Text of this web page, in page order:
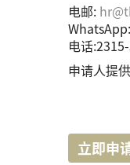
电邮:
电话
申请人提
立即申